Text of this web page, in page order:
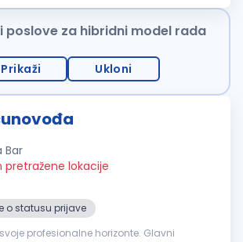
poslove za hibridni model rada
Prikaži Ukloni
Bar
pretražene lokacije
o statusu prijave
profesionalne horizonte. Glavni